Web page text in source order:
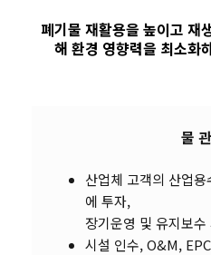
폐기물 재활용을 높이고 재
해 환경 영향력을 최소화
물
산업체 고객의 산업
에 투자,
장기운영 및 유지보수
시설 인수, O&M,